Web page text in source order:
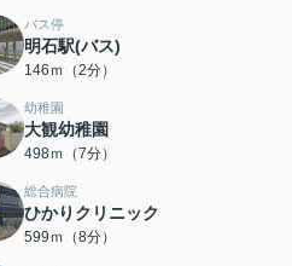
バス停
明石駅(バス)
146ｍ（2分）
幼稚園
大観幼稚園
498ｍ（7分）
総合病院
ひかりクリニック
599ｍ（8分）